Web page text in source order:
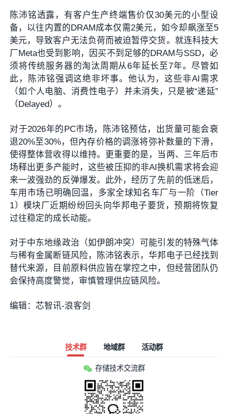
陈沛铭透露，有客户生产终端售价仅30美元的小型设
备，以往内置的DRAM成本仅需2美元，如今却飙涨至5
美元，导致客户无法负荷而被迫暂停交货。就连科技大
厂Meta也受到影响，因买不到足够的DRAM与SSD，必
须将传统服务器的淘汰周期从6年延长至7年。尽管如
此，陈沛铭强调这绝非坏事。他认为，这些非AI需求
（如个人电脑、消费性电子）并未消失，只是被“递延”
（Delayed）。
对于2026年的PC市场，陈沛铭预估，出货量可能会衰
退20%至30%，但內存价格的调涨将弥补数量的下滑，
使得整体营收得以维持。更重要的是，当两、三年后市
场释出更多产能时，这些被压抑的非AI换机需求将会迎
来一波强劲的反弹爆发。此外，经历了先前的低迷后，
车用市场已明确回温，多家全球知名车厂与一阶（Tier
1）模块厂近期纷纷回头向华邦电子要货，预期将恢复
过往稳定的成长动能。
对于中东地缘政治（如伊朗冲突）可能引发的特殊气体
与稀有金属断链风险，陈沛铭表示，华邦电子已经找到
替代来源，目前原料供应皆在掌控之中，但经营团队仍
会保持高度警觉，审慎管理供应链风险。
编辑：芯智讯-浪客剑
技术群 地域群 活动群
存储技术交流群